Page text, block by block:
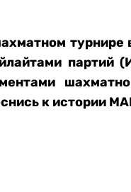
турнире
партий
к истории